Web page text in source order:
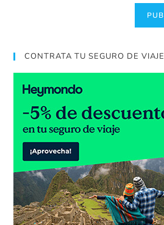
CONTRATA TU SEGURO DE VIAJE